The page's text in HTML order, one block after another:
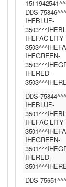
DDS-
IHEBLUE-
IHEFACILITY-
IHEGREEN-
IHERED-
DDS-
IHEBLUE-
IHEFACILITY-
IHEGREEN-
IHERED-
DDS-